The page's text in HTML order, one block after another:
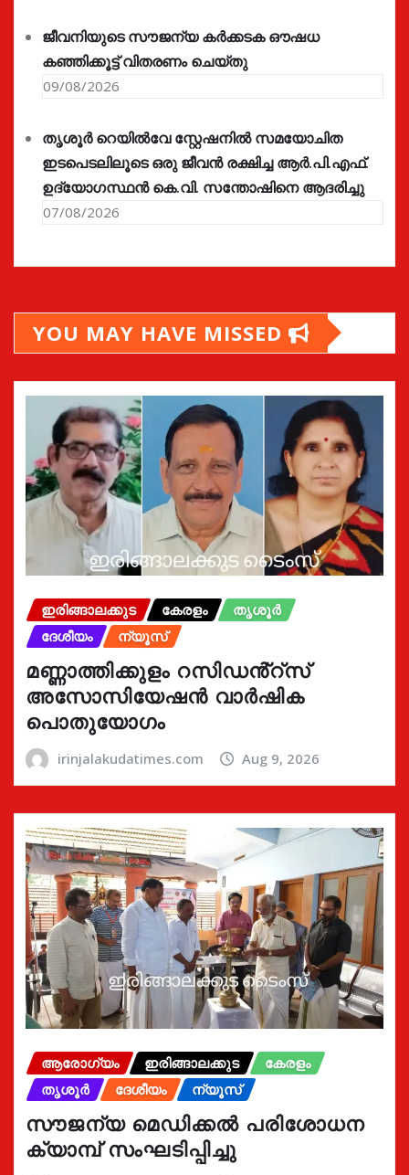
ജീവനിയുടെ സൗജന്യ കർക്കടക ഔഷധ
കഞ്ഞിക്കൂട്ട് വിതരണം ചെയ്തു
09/08/2026
തൃശൂർ റെയിൽവേ സ്റ്റേഷനിൽ സമയോചിത
ഇടപെടലിലൂടെ ഒരു ജീവൻ രക്ഷിച്ച ആർ.പി.എഫ്.
ഉദ്യോഗസ്ഥൻ കെ.വി. സന്തോഷിനെ ആദരിച്ചു
07/08/2026
YOU MAY HAVE MISSED
ഇരിങ്ങാലക്കുട കേരളം
തൃശൂർ
ദേശീയം
ന്യൂസ്
മണ്ണാത്തിക്കുളം റസിഡൻ്റ്സ്
അസോസിയേഷൻ വാർഷിക
പൊതുയോഗം
irinjalakudatimes.com Aug 9, 2026
ആരോഗ്യം ഇരിങ്ങാലക്കുട
കേരളം
തൃശൂർ
ദേശീയം ന്യൂസ്
സൗജന്യ മെഡിക്കൽ പരിശോധന
ക്യാമ്പ് സംഘടിപ്പിച്ചു